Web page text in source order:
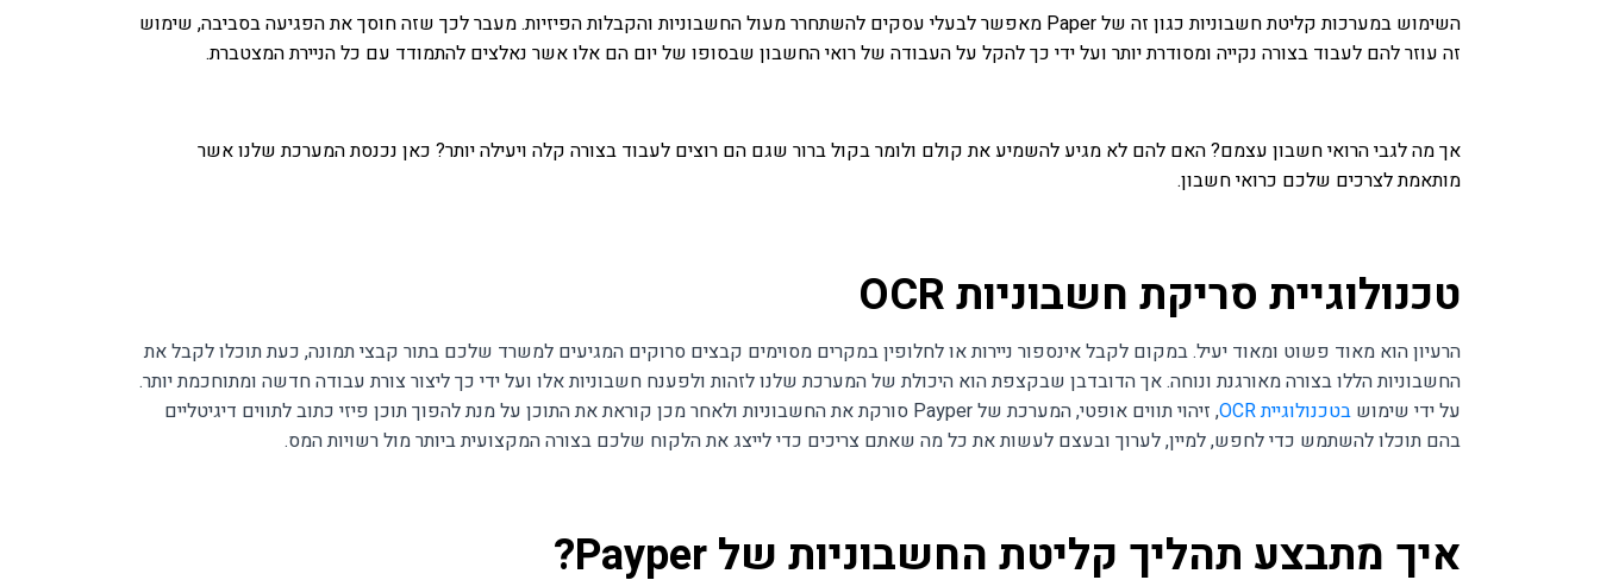
השימוש במערכות קליטת חשבוניות כגון זה של Paper מאפשר לבעלי עסקים להשתחרר מעול החשבוניות והקבלות הפיזיות. מעבר לכך שזה חוסך את הפגיעה בסביבה, שימוש
זה עוזר להם לעבוד בצורה נקייה ומסודרת יותר ועל ידי כך להקל על העבודה של רואי החשבון שבסופו של יום הם אלו אשר נאלצים להתמודד עם כל הניירת המצטברת.
אך מה לגבי הרואי חשבון עצמם? האם להם לא מגיע להשמיע את קולם ולומר בקול ברור שגם הם רוצים לעבוד בצורה קלה ויעילה יותר? כאן נכנסת המערכת שלנו אשר
מותאמת לצרכים שלכם כרואי חשבון.
טכנולוגיית סריקת חשבוניות OCR
הרעיון הוא מאוד פשוט ומאוד יעיל. במקום לקבל אינספור ניירות או לחלופין במקרים מסוימים קבצים סרוקים המגיעים למשרד שלכם בתור קבצי תמונה, כעת תוכלו לקבל את
החשבוניות הללו בצורה מאורגנת ונוחה. אך הדובדבן שבקצפת הוא היכולת של המערכת שלנו לזהות ולפענח חשבוניות אלו ועל ידי כך ליצור צורת עבודה חדשה ומתוחכמת יותר.
על ידי שימוש בטכנולוגיית OCR
, זיהוי תווים אופטי, המערכת של Payper סורקת את החשבוניות ולאחר מכן קוראת את התוכן על מנת להפוך תוכן פיזי כתוב לתווים דיגיטליים
בהם תוכלו להשתמש כדי לחפש, למיין, לערוך ובעצם לעשות את כל מה שאתם צריכים כדי לייצג את הלקוח שלכם בצורה המקצועית ביותר מול רשויות המס.
איך מתבצע תהליך קליטת החשבוניות של Payper?